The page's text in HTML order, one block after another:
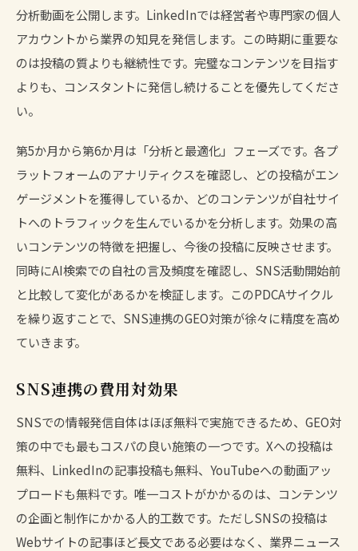
分析動画を公開します。LinkedInでは経営者や専門家の個人
アカウントから業界の知見を発信します。この時期に重要な
のは投稿の質よりも継続性です。完璧なコンテンツを目指す
よりも、コンスタントに発信し続けることを優先してくださ
い。
第5か月から第6か月は「分析と最適化」フェーズです。各プ
ラットフォームのアナリティクスを確認し、どの投稿がエン
ゲージメントを獲得しているか、どのコンテンツが自社サイ
トへのトラフィックを生んでいるかを分析します。効果の高
いコンテンツの特徴を把握し、今後の投稿に反映させます。
同時にAI検索での自社の言及頻度を確認し、SNS活動開始前
と比較して変化があるかを検証します。このPDCAサイクル
を繰り返すことで、SNS連携のGEO対策が徐々に精度を高め
ていきます。
SNS連携の費用対効果
SNSでの情報発信自体はほぼ無料で実施できるため、GEO対
策の中でも最もコスパの良い施策の一つです。Xへの投稿は
無料、LinkedInの記事投稿も無料、YouTubeへの動画アッ
プロードも無料です。唯一コストがかかるのは、コンテンツ
の企画と制作にかかる人的工数です。ただしSNSの投稿は
Webサイトの記事ほど長文である必要はなく、業界ニュース